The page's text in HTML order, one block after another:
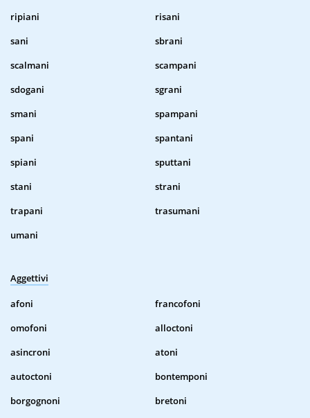
ripiani
risani
sani
sbrani
scalmani
scampani
sdogani
sgrani
smani
spampani
spani
spantani
spiani
sputtani
stani
strani
trapani
trasumani
umani
Aggettivi
afoni
francofoni
omofoni
alloctoni
asincroni
atoni
autoctoni
bontemponi
borgognoni
bretoni